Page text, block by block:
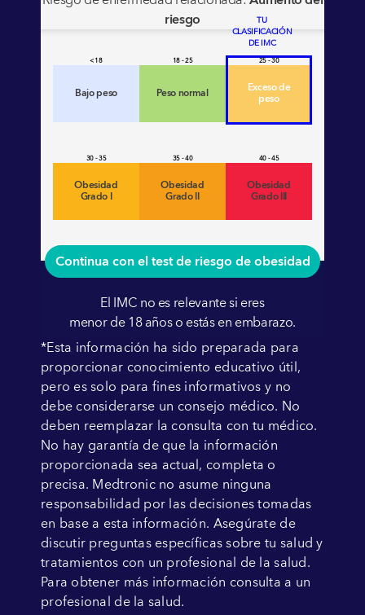
riesgo
< 18
Bajo peso
18 - 25
Peso normal
25 - 30
TU
CLASIFICACIÓN
DE IMC
Exceso de
peso
30 - 35
Obesidad
Grado I
35 - 40
Obesidad
Grado II
40 - 45
Obesidad
Grado III
Continua con el test de riesgo de obesidad
El IMC no es relevante si eres
menor de 18 años o estás en embarazo.
*Esta información ha sido preparada para
proporcionar conocimiento educativo útil,
pero es solo para fines informativos y no
debe considerarse un consejo médico. No
deben reemplazar la consulta con tu médico.
No hay garantía de que la información
proporcionada sea actual, completa o
precisa. Medtronic no asume ninguna
responsabilidad por las decisiones tomadas
en base a esta información. Asegúrate de
discutir preguntas específicas sobre tu salud y
tratamientos con un profesional de la salud.
Para obtener más información consulta a un
profesional de la salud.